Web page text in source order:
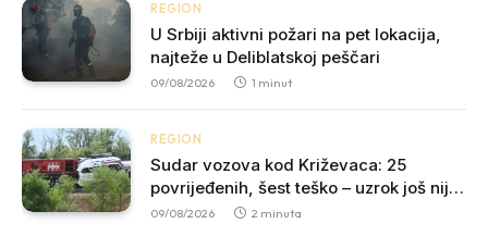
REGION
U Srbiji aktivni požari na pet lokacija,
najteže u Deliblatskoj peščari
09/08/2026 1 minut
REGION
Sudar vozova kod Križevaca: 25
povrijeđenih, šest teško – uzrok još nije
potvrđen
09/08/2026 2 minuta